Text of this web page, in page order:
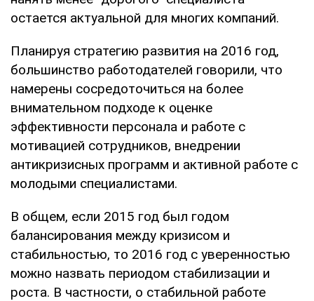
остается актуальной для многих компаний.
Планируя стратегию развития на 2016 год,
большинство работодателей говорили, что
намерены сосредоточиться на более
внимательном подходе к оценке
эффективности персонала и работе с
мотивацией сотрудников, внедрении
антикризисных программ и активной работе с
молодыми специалистами.
В общем, если 2015 год был годом
балансирования между кризисом и
стабильностью, то 2016 год с уверенностью
можно назвать периодом стабилизации и
роста. В частности, о стабильной работе